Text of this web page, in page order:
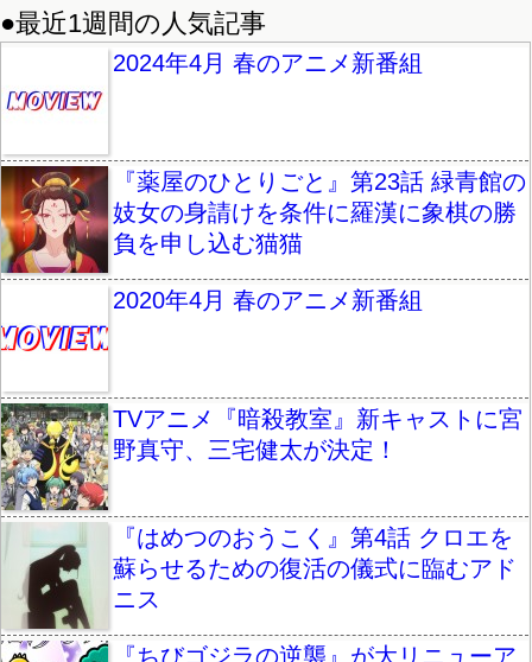
●最近1週間の人気記事
2024年4月 春のアニメ新番組
『薬屋のひとりごと』第23話 緑青館の
妓女の身請けを条件に羅漢に象棋の勝
負を申し込む猫猫
2020年4月 春のアニメ新番組
TVアニメ『暗殺教室』新キャストに宮
野真守、三宅健太が決定！
『はめつのおうこく』第4話 クロエを
蘇らせるための復活の儀式に臨むアド
ニス
『ちびゴジラの逆襲』が大リニューア